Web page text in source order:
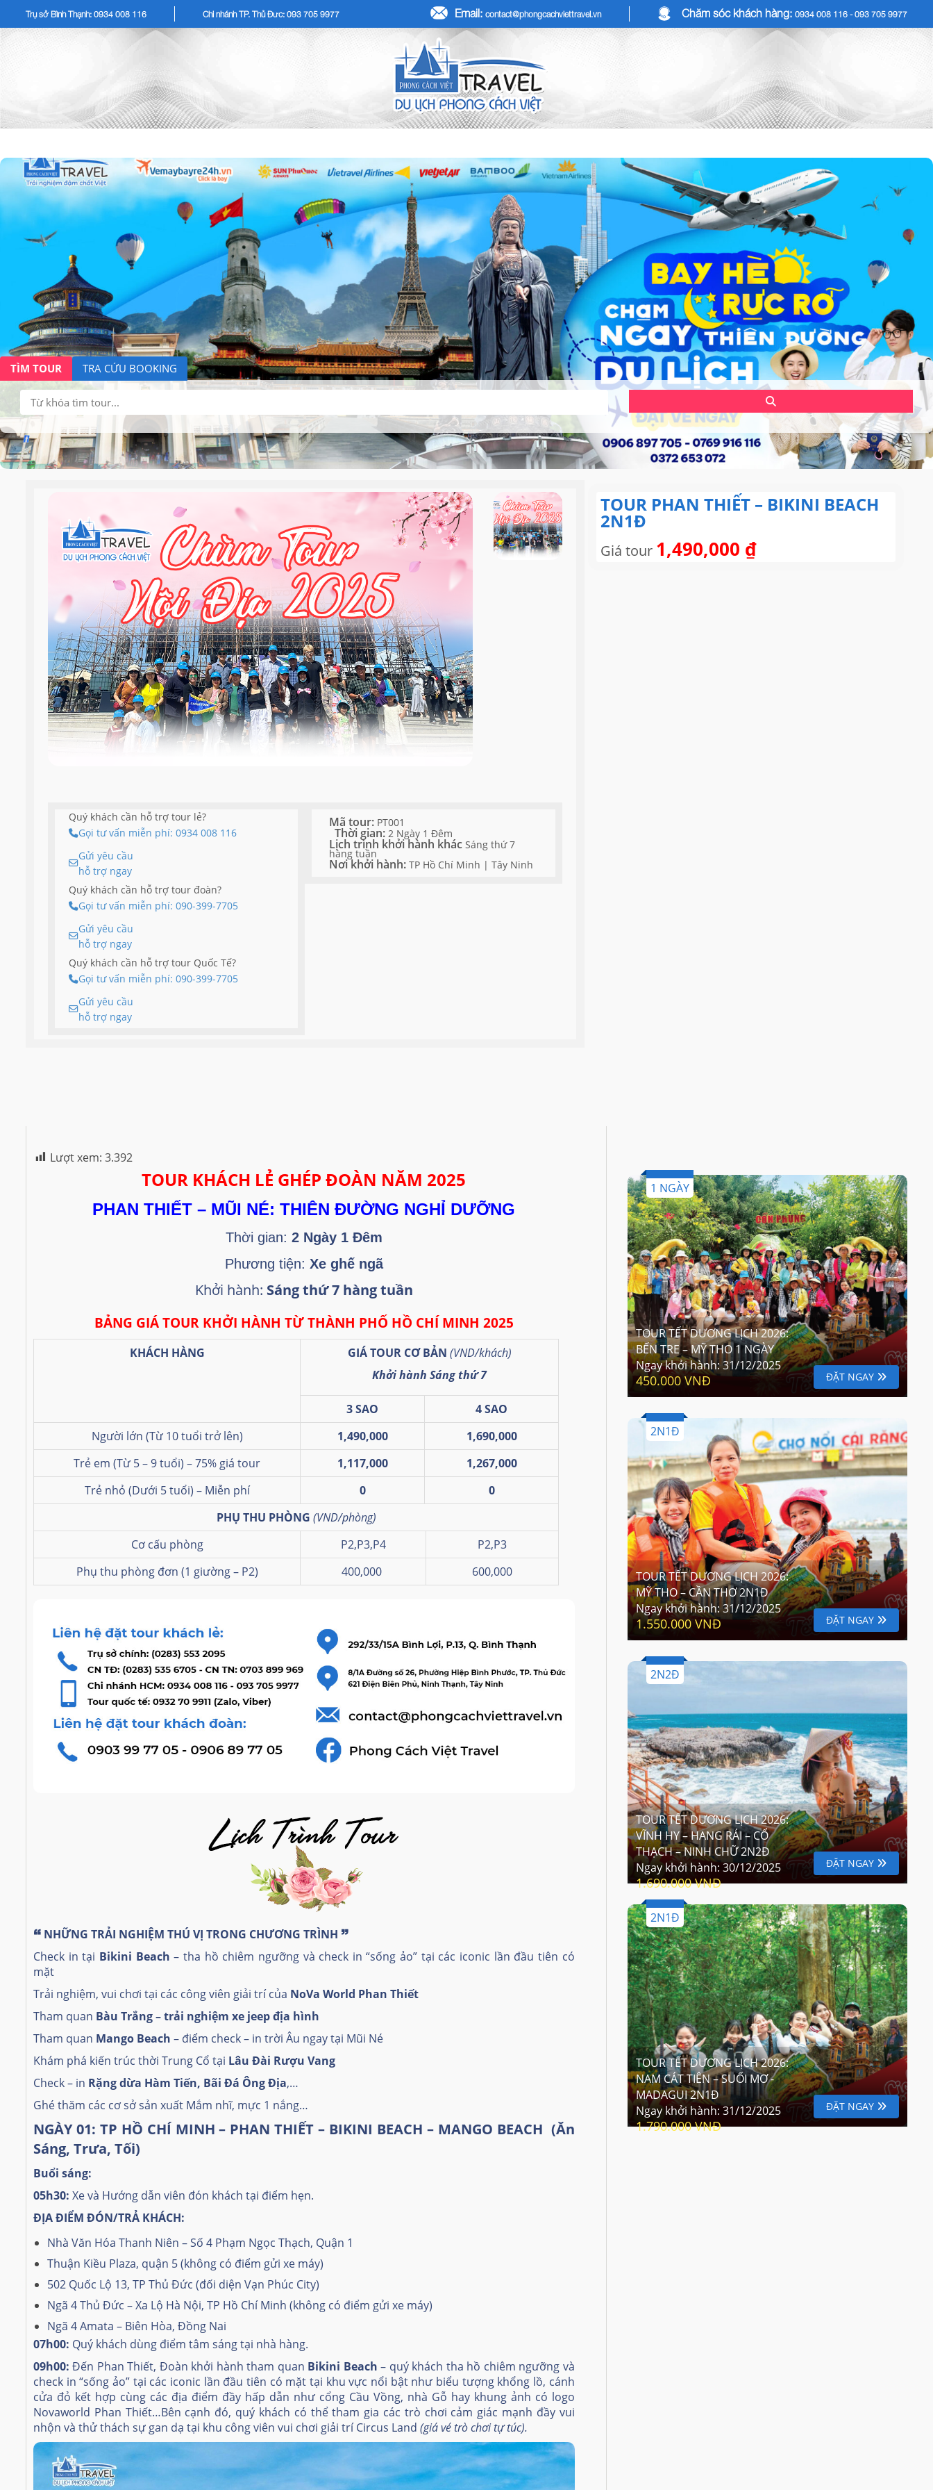
Trụ sở Bình Thạnh: 0934 008 116 Chi nhánh TP. Thủ Đức: 093 705 9977 Email: contact@phongcachviettravel.vn Chăm sóc khách hàng: 0934 008 116 - 093 705 9977
TÌM TOUR TRA CỨU BOOKING
Tìm
kiếm:
Quý khách cần hỗ trợ tour lẻ?
Gọi tư vấn miễn phí: 0934 008 116
Gửi yêu cầu
hỗ trợ ngay
Quý khách cần hỗ trợ tour đoàn?
Gọi tư vấn miễn phí: 090-399-7705
Gửi yêu cầu
hỗ trợ ngay
Quý khách cần hỗ trợ tour Quốc Tế?
Gọi tư vấn miễn phí: 090-399-7705
Gửi yêu cầu
hỗ trợ ngay
Mã tour: PT001
Thời gian:2 Ngày 1 Đêm
Lịch trình khởi hành khácSáng thứ 7
hàng tuần
Nơi khởi hành:TP Hồ Chí Minh | Tây Ninh
TOUR PHAN THIẾT – BIKINI BEACH
2N1Đ
Giá tour 1,490,000 ₫
Lượt xem: 3.392
TOUR KHÁCH LẺ GHÉP ĐOÀN NĂM 2025
PHAN THIẾT – MŨI NÉ:THIÊN ĐƯỜNG NGHỈ DƯỠNG
Thời gian: 2 Ngày 1 Đêm
Phương tiện: Xe ghế ngã
Khởi hành: Sángthứ 7 hàng tuần
BẢNG GIÁ TOUR KHỞI HÀNH TỪ THÀNH PHỐ HỒ CHÍ MINH 2025
KHÁCH HÀNG GIÁ TOUR CƠ BẢN (VND/khách)
Khởi hành Sáng thứ 7
3 SAO
4 SAO
Người lớn (Từ 10 tuổi trở lên)
1,490,000
1,690,000
Trẻ em (Từ 5 – 9 tuổi) – 75% giá tour
1,117,000
1,267,000
Trẻ nhỏ (Dưới 5 tuổi) – Miễn phí
0
0
PHỤ THU PHÒNG (VND/phòng)
Cơ cấu phòng
P2,P3,P4
P2,P3
Phụ thu phòng đơn (1 giường – P2) 400,000 600,000
🙶 NHỮNG TRẢI NGHIỆM THÚ VỊ TRONG CHƯƠNG TRÌNH 🙷
Check in tại Bikini Beach – tha hồ chiêm ngưỡng và check in “sống ảo” tại các iconic lần đầu tiên có
mặt
Trải nghiệm, vui chơi tại các công viên giải trí của NoVa World Phan Thiết
Tham quan Bàu Trắng – trải nghiệm xe jeep địa hình
Tham quan Mango Beach – điểm check – in trời Âu ngay tại Mũi Né
Khám phá kiến trúc thời Trung Cổ tại Lâu Đài Rượu Vang
Check – in Rặng dừa Hàm Tiến, Bãi Đá Ông Địa,…
Ghé thăm các cơ sở sản xuất Mắm nhĩ, mực 1 nắng…
NGÀY 01: TP HỒ CHÍ MINH – PHAN THIẾT – BIKINI BEACH – MANGO BEACH (Ăn
Sáng, Trưa, Tối)
Buổi sáng:
05h30: Xe và Hướng dẫn viên đón khách tại điểm hẹn.
ĐỊA ĐIỂM ĐÓN/TRẢ KHÁCH:
Nhà Văn Hóa Thanh Niên – Số 4 Phạm Ngọc Thạch, Quận 1
Thuận Kiều Plaza, quận 5 (không có điểm gửi xe máy)
502 Quốc Lộ 13, TP Thủ Đức (đối diện Vạn Phúc City)
Ngã 4 Thủ Đức – Xa Lộ Hà Nội, TP Hồ Chí Minh (không có điểm gửi xe máy)
Ngã 4 Amata – Biên Hòa, Đồng Nai
07h00: Quý khách dùng điểm tâm sáng tại nhà hàng.
09h00: Đến Phan Thiết, Đoàn khởi hành tham quan Bikini Beach – quý khách tha hồ chiêm ngưỡng và
check in “sống ảo” tại các iconic lần đầu tiên có mặt tại khu vực nổi bật như biểu tượng khổng lồ, cánh
cửa đỏ kết hợp cùng các địa điểm đầy hấp dẫn như cổng Cầu Vồng, nhà Gỗ hay khung ảnh có logo
Novaworld Phan Thiết…Bên cạnh đó, quý khách có thể tham gia các trò chơi cảm giác mạnh đầy vui
nhộn và thử thách sự gan dạ tại khu công viên vui chơi giải trí Circus Land (giá vé trò chơi tự túc).
1 NGÀY
TOUR TẾT DƯƠNG LỊCH 2026:
BẾN TRE – MỸ THO 1 NGÀY
Ngay khởi hành:31/12/2025
450.000 VNĐ ĐẶT NGAY
2N1Đ
TOUR TẾT DƯƠNG LỊCH 2026:
MỸ THO – CẦN THƠ 2N1Đ
Ngay khởi hành:31/12/2025
1.550.000 VNĐ ĐẶT NGAY
2N2Đ
TOUR TẾT DƯƠNG LỊCH 2026:
VĨNH HY – HANG RÁI – CỔ
THẠCH – NINH CHỮ 2N2Đ
Ngay khởi hành:30/12/2025
1.690.000 VNĐ
ĐẶT NGAY
2N1Đ
TOUR TẾT DƯƠNG LỊCH 2026:
NAM CÁT TIÊN – SUỐI MƠ -
MADAGUI 2N1Đ
Ngay khởi hành:31/12/2025
1.790.000 VNĐ
ĐẶT NGAY